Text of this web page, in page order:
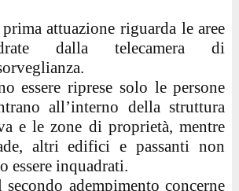
attuazione riguarda le aree
dalla telecamera di
essere riprese solo le persone
all’interno della struttura
e le zone di proprietà, mentre
altri edifici e passanti non
essere inquadrati.
secondo adempimento concerne